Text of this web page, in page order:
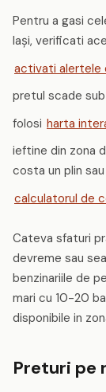
Pentru a gasi
Iaşi, verificati
activati alertele
pretul scade
folosi harta
ieftine din zona
costa un plin
calculatorul de
Cateva sfaturi
devreme sau
benzinariile de
mari cu 10-20
disponibile in
Preturi pe